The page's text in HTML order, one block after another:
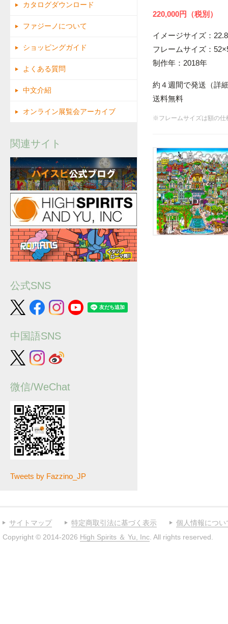
220,000円（税別）
イメージサイズ：
フレームサイズ：
制作年：2018年
約４週間で発送（詳
送料無料
※フレームサイズは額の仕
カタログダウンロード
ファジーノについて
ショッピングガイド
よくある質問
中文介紹
オンライン展覧会アーカイブ
関連サイト
公式SNS
中国語SNS
微信/WeChat
Tweets by Fazzino_JP
サイトマップ 特定商取引法に基づく表示
個人情報につい
Copyright © 2014-2026 High Spirits ＆ Yu, Inc . All rights reserved.